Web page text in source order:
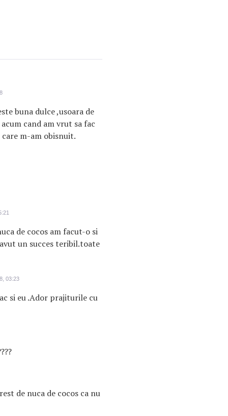
buna dulce ,usoara de
cand am vrut sa fac
m-am obisnuit.
de cocos am facut-o si
un succes teribil.toate
03:23
si eu .Ador prajiturile cu
de nuca de cocos ca nu